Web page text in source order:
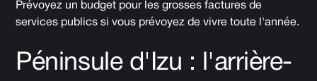
Prévoyez un budget pour les grosses factures de
services publics si vous prévoyez de vivre toute l'année.
Péninsule d'Izu : l'arrière-